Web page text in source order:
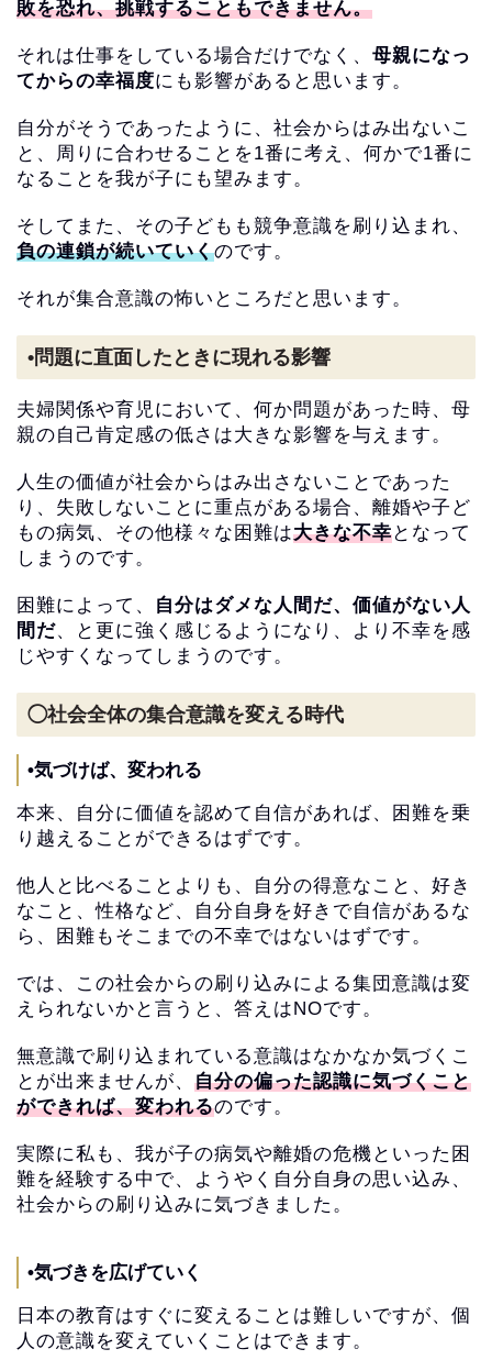
敗を恐れ、挑戦することもできません。
それは仕事をしている場合だけでなく、 母親になっ
てからの幸福度にも影響があると思います。
自分がそうであったように、社会からはみ出ないこ
と、
周りに合わせることを1番に考え、 何かで1番に
なることを我が子にも望みます。
そしてまた、その子どもも競争意識を刷り込まれ、
負の連鎖が続いていくのです。
それが集合意識の怖いところだと思います。
•問題に直面したときに現れる影響
夫婦関係や育児において、何か問題があった時、 母
親の自己肯定感の低さは大きな影響を与えます。
人生の価値が社会からはみ出さないことであった
り、 失敗しないことに重点がある場合、離婚や子ど
もの病気、 その他様々な困難は大きな不幸となって
しまうのです。
困難によって、
自分はダメな人間だ、価値がない人
間だ、 と更に強く感じるようになり、
より不幸を感
じやすくなってしまうのです。
◯社会全体の集合意識を変える時代
•気づけば、変われる
本来、自分に価値を認めて自信があれば、
困難を乗
り越えることができるはずです。
他人と比べることよりも、自分の得意なこと、好き
なこと、性格など、自分自身を好きで自信があるな
ら、
困難もそこまでの不幸ではないはずです。
では、
この社会からの刷り込みによる集団意識は変
えられないかと言うと 、答えはNOです。
無意識で刷り込まれている意識はなかなか気づくこ
とが出来ませんが、 自分の偏った認識に気づくこと
ができれば、変われるのです。
実際に私も、 我が子の病気や離婚の危機といった困
難を経験する中で、
ようやく自分自身の思い込み、
社会からの刷り込みに気づきました。
•気づきを広げていく
日本の教育はすぐに変えることは難しいですが、 個
人の意識を変えていくことはできます。